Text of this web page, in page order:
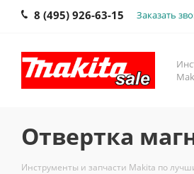
8 (495) 926-63-15 Заказать
Отвертка
Инструменты и запчасти Makita по